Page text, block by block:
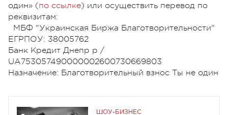
один» (по ссылке) или осуществить перевод по
реквизитам:
МБФ "Украинская Биржа Благотворительности"
ЕГРПОУ: 38005762
Банк Кредит Днепр р /
UA753057490000002600730669803
Назначение: Благотворительный взнос Ты не один
ШОУ-БИЗНЕС